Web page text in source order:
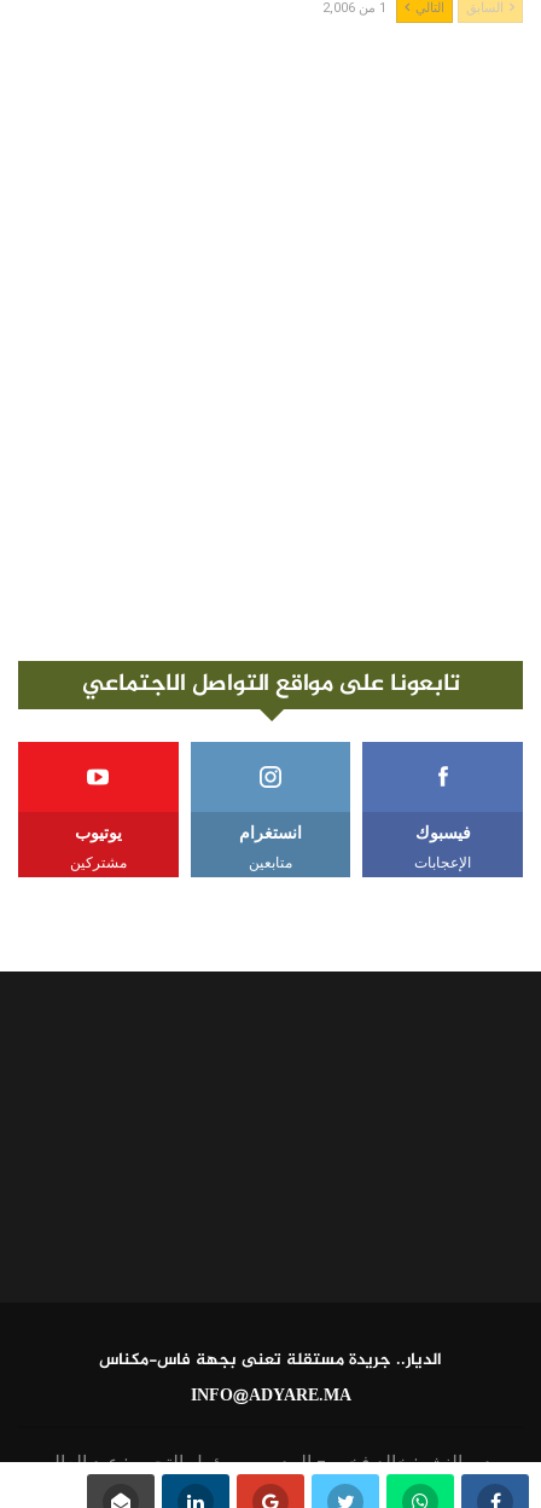
السابق التالي 1 من 2,006
تابعونا على مواقع التواصل الاجتماعي
فيسبوك
الإعجابات
انستغرام
متابعين
يوتيوب
مشتركين
الديار.. جريدة مستقلة تعنى بجهة فاس-مكناس
INFO@ADYARE.MA
مدير النشر: خالد فخير - المدير ومسؤول التحرير: عبد العالي
القاطي